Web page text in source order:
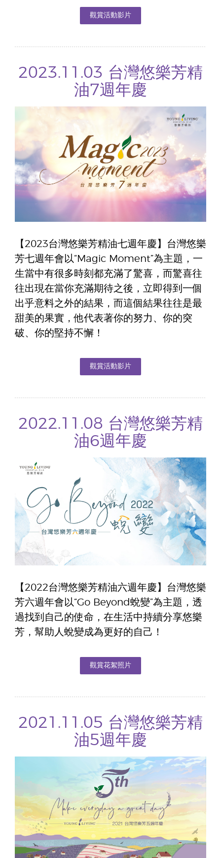
觀賞活動影片
2023.11.03 台灣悠樂芳精
油7週年慶
【2023台灣悠樂芳精油七週年慶】台灣悠樂
芳七週年會以“Magic Moment”為主題，一
生當中有很多時刻都充滿了驚喜，而驚喜往
往出現在當你充滿期待之後，立即得到一個
出乎意料之外的結果，而這個結果往往是最
甜美的果實，他代表著你的努力、你的突
破、你的堅持不懈！
觀賞活動影片
2022.11.08 台灣悠樂芳精
油6週年慶
【2022台灣悠樂芳精油六週年慶】台灣悠樂
芳六週年會以“Go Beyond蛻變”為主題，透
過找到自己的使命，在生活中持續分享悠樂
芳，幫助人蛻變成為更好的自己！
觀賞花絮照片
2021.11.05 台灣悠樂芳精
油5週年慶